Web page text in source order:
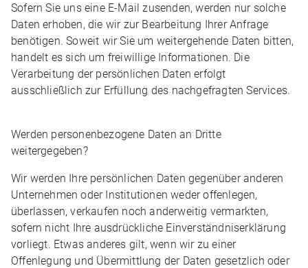
Sofern Sie uns eine E-Mail zusenden, werden nur solche
Daten erhoben, die wir zur Bearbeitung Ihrer Anfrage
benötigen. Soweit wir Sie um weitergehende Daten bitten,
handelt es sich um freiwillige Informationen. Die
Verarbeitung der persönlichen Daten erfolgt
ausschließlich zur Erfüllung des nachgefragten Services.
Werden personenbezogene Daten an Dritte
weitergegeben?
Wir werden Ihre persönlichen Daten gegenüber anderen
Unternehmen oder Institutionen weder offenlegen,
überlassen, verkaufen noch anderweitig vermarkten,
sofern nicht Ihre ausdrückliche Einverständniserklärung
vorliegt. Etwas anderes gilt, wenn wir zu einer
Offenlegung und Übermittlung der Daten gesetzlich oder